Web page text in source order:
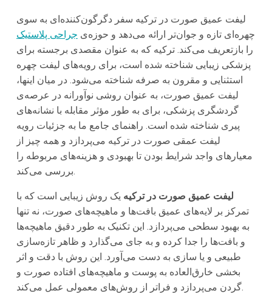
لیفت عمیق صورت در ترکیه سفر دگرگون‌کننده‌ای به سوی
چهره‌ای تازه و جوان‌تر ارائه می‌دهد و حوزه‌ی جراحی پلاستیک
را بازتعریف می‌کند. ترکیه که به عنوان مقصدی برجسته برای
پزشکی زیبایی شناخته شده است، برای رویه‌های لیفت چهره
استثنایی و مقرون به صرفه شناخته می‌شود. در میان اینها،
لیفت عمیق صورت، به عنوان روشی نوآورانه در عرصه‌ی
گردشگری پزشکی، برای به طور مؤثر مقابله با نشانه‌های
پیری شناخته شده است. راهنمای جامع ما به جزئیات رویه
لیفت عمقی صورت در ترکیه می‌پردازد و همه چیز از
معیارهای واجد شرایط بودن تا بهبودی و هزینه‌های مربوطه را
بررسی می‌کند.
لیفت عمیق صورت در ترکیه یک روش زیبایی است که با
تمرکز بر لایه‌های عمیق بافت‌ها و ماهیچه‌های صورت، نه تنها
به بهبود سطحی می‌پردازد. این تکنیک به طور دقیق ماهیچه‌ها
و بافت‌ها را جدا کرده و به جای می‌گذارد و ظاهر تازه‌سازی
طبیعی و یا سازی به دست می‌آورد. این روش با دقت و اثر
بخشی خارق‌العاده به پوست و ماهیچه‌های افتاده صورت و
گردن می‌پردازد و فراتر از روش‌های معمولی عمل می‌کند.